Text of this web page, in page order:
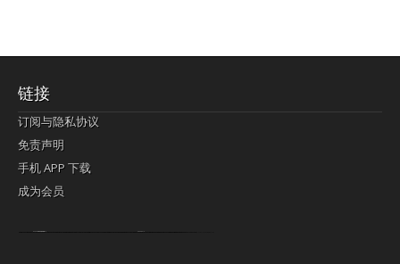
链接
订阅与隐私协议
免责声明
手机 APP 下载
成为会员